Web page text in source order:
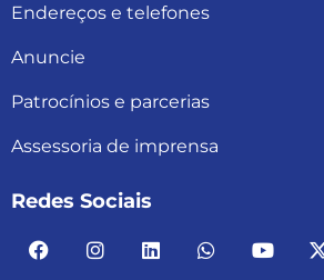
Endereços e telefones
Anuncie
Patrocínios e parcerias
Assessoria de imprensa
Redes Sociais